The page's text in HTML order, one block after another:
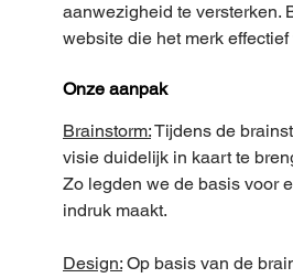
aanwezigheid te versterken.
website die het merk
Onze aanpak
Brainstorm: Tijdens de
visie duidelijk in kaart te
Zo legden we de basis voor
indruk maakt.
Design: Op basis van de